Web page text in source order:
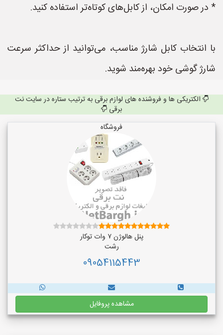
* در صورت امکان، از کابل‌های کوتاه‌تر استفاده کنید.
با انتخاب کابل شارژ مناسب، می‌توانید از حداکثر سرعت
شارژ گوشی خود بهره‌مند شوید.
الکتریکی ها و فروشنده های لوازم برقی به ترتیب ستاره در سایت نت
برقی
فروشگاه
پنل هالوژن ۷ وات توکار
رشت
09054115443
مشاهده پروفایل